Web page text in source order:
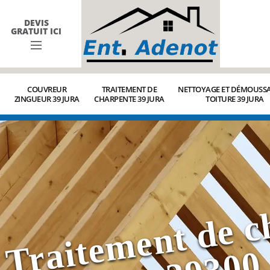
DEVIS
GRATUIT ICI
COUVREUR
ZINGUEUR 39 JURA
TRAITEMENT DE
CHARPENTE 39 JURA
NETTOYAGE ET
TOITURE 39 JURA